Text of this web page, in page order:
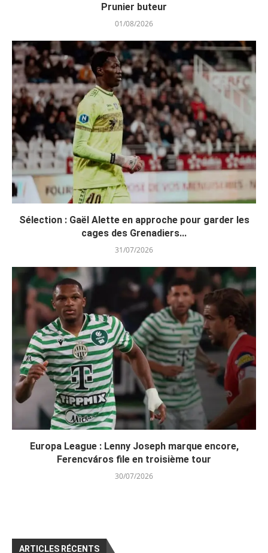
Prunier buteur
01/08/2026
Sélection : Gaël Alette en approche pour garder les
cages des Grenadiers...
31/07/2026
Europa League : Lenny Joseph marque encore,
Ferencváros file en troisième tour
30/07/2026
ARTICLES RÉCENTS